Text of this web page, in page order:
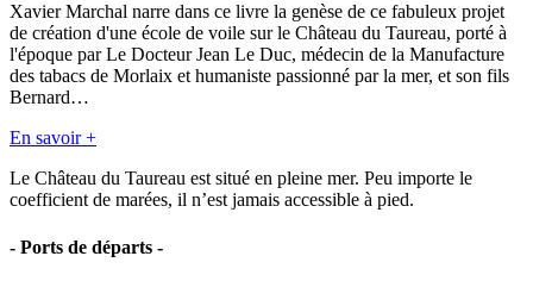
Xavier Marchal narre dans ce livre la genèse de ce fabuleux projet
de création d'une école de voile sur le Château du Taureau, porté à
l'époque par Le Docteur Jean Le Duc, médecin de la Manufacture
des tabacs de Morlaix et humaniste passionné par la mer, et son fils
Bernard…
En savoir +
Le Château du Taureau est situé en pleine mer. Peu importe le
coefficient de marées, il n’est jamais accessible à pied.
- Ports de départs -